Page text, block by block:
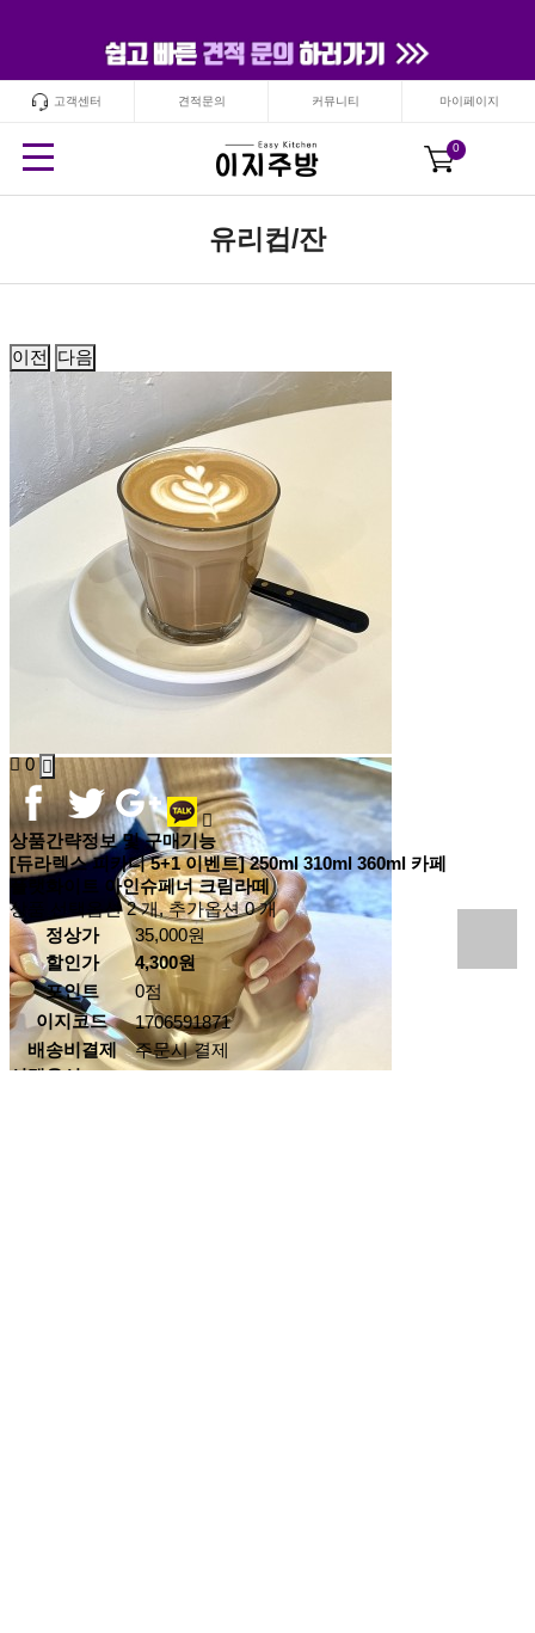
안보기
고객센터 견적문의 커뮤니티 마이페이지
0
유리컵/잔
이전 다음
0
상품간략정보 및 구매기능
[듀라렉스 피카디 5+1 이벤트] 250ml 310ml 360ml 카페
플랫화이트 아인슈페너 크림라떼
상품 선택옵션 2 개, 추가옵션 0 개
정상가
35,000원
할인가
4,300원
포인트
0점
이지코드
1706591871
배송비결제
주문시 결제
선택옵션